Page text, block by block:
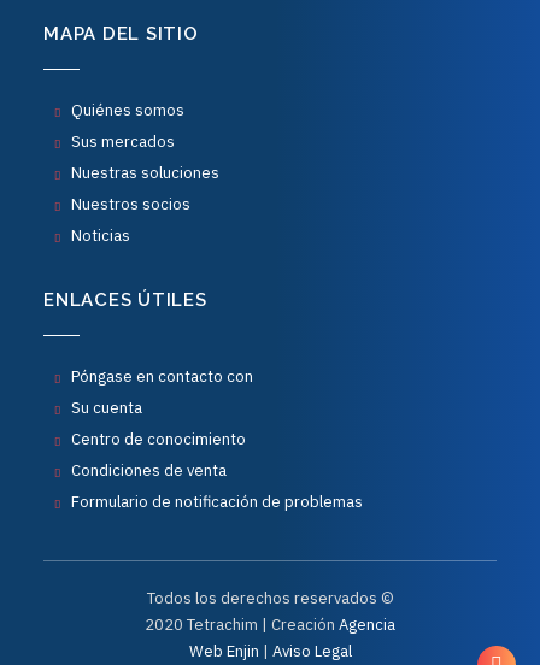
MAPA DEL SITIO
Quiénes somos
Sus mercados
Nuestras soluciones
Nuestros socios
Noticias
ENLACES ÚTILES
Póngase en contacto con
Su cuenta
Centro de conocimiento
Condiciones de venta
Formulario de notificación de problemas
Todos los derechos reservados ©
2020 Tetrachim | Creación Agencia
Web Enjin | Aviso Legal